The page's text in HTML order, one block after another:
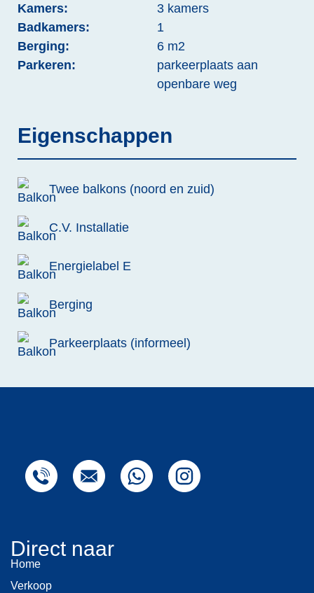
Kamers:
3 kamers
Badkamers:
1
Berging:
6 m2
Parkeren:
parkeerplaats aan
openbare weg
Eigenschappen
Twee balkons (noord en zuid)
C.V. Installatie
Energielabel E
Berging
Parkeerplaats (informeel)
Direct naar
Home
Verkoop